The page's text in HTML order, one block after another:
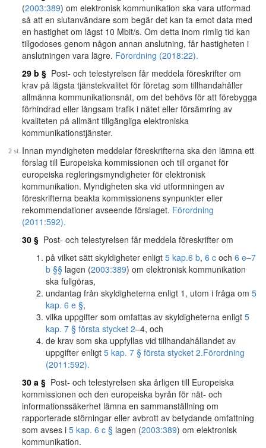
(2003:389) om elektronisk kommunikation ska vara utformad
så att en slutanvändare som begär det kan ta emot data med
en hastighet om lägst 10 Mbit/s. Om detta inom rimlig tid kan
tillgodoses genom någon annan anslutning, får hastigheten i
anslutningen vara lägre. Förordning (2018:22).
29 b § Post- och telestyrelsen får meddela föreskrifter om
krav på lägsta tjänstekvalitet för företag som tillhandahåller
allmänna kommunikationsnät, om det behövs för att förebygga
förhindrad eller långsam trafik i nätet eller försämring av
kvaliteten på allmänt tillgängliga elektroniska
kommunikationstjänster.
Innan myndigheten meddelar föreskrifterna ska den lämna ett
förslag till Europeiska kommissionen och till organet för
europeiska regleringsmyndigheter för elektronisk
kommunikation. Myndigheten ska vid utformningen av
föreskrifterna beakta kommissionens synpunkter eller
rekommendationer avseende förslaget. Förordning
(2011:592).
30 § Post- och telestyrelsen får meddela föreskrifter om
på vilket sätt skyldigheter enligt 5 kap.6 b, 6 c och 6 e–7
b §§ lagen (2003:389) om elektronisk kommunikation
ska fullgöras,
undantag från skyldigheterna enligt 1, utom i fråga om 5
kap. 6 e §,
vilka uppgifter som omfattas av skyldigheterna enligt 5
kap. 7 § första stycket 2–4, och
de krav som ska uppfyllas vid tillhandahållandet av
uppgifter enligt 5 kap. 7 § första stycket 2.Förordning
(2011:592).
30 a § Post- och telestyrelsen ska årligen till Europeiska
kommissionen och den europeiska byrån för nät- och
informationssäkerhet lämna en sammanställning om
rapporterade störningar eller avbrott av betydande omfattning
som avses i 5 kap. 6 c § lagen (2003:389) om elektronisk
kommunikation.